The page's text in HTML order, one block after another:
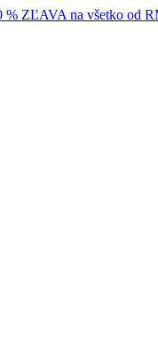
ZĽAVA na všetko od